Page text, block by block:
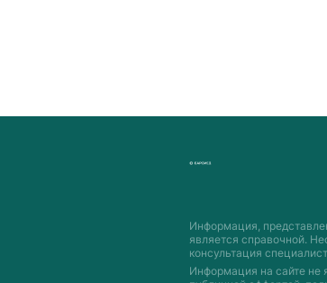
Информация,
является справочной.
консультация
Информация на сайте не